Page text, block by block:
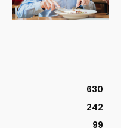
630
242
99